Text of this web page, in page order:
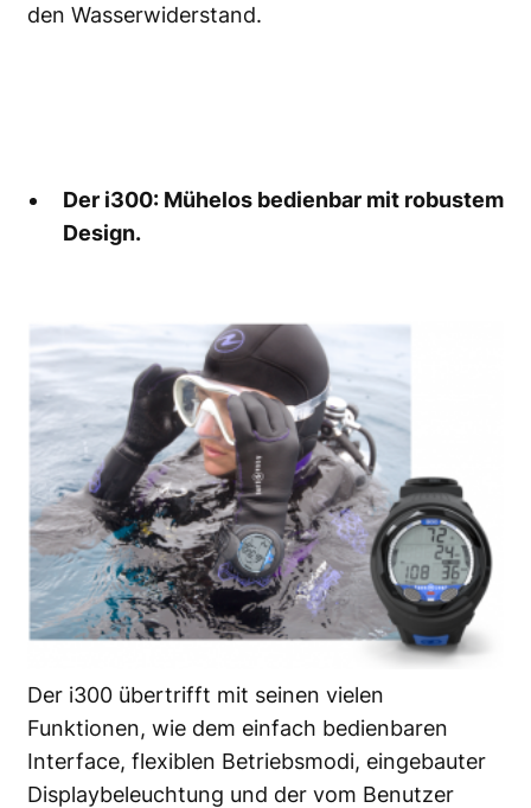
den Wasserwiderstand.
Der i300: Mühelos bedienbar mit robustem
Design.
Der i300 übertrifft mit seinen vielen
Funktionen, wie dem einfach bedienbaren
Interface, flexiblen Betriebsmodi, eingebauter
Displaybeleuchtung und der vom Benutzer